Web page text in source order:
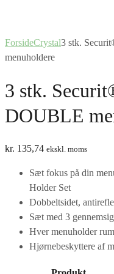
ForsideCrystal3 stk.
menuholdere
3 stk.
DOUBLE
kr. 135,74 ekskl. moms
Sæt fokus på din
Holder Set
Dobbeltsidet,
Sæt med 3
Hver menuholder
Hjørnebeskyttere af